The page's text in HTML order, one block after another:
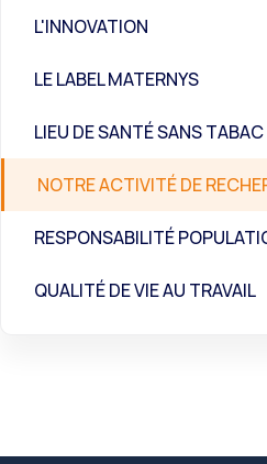
L'INNOVATION
LE LABEL MATERNYS
LIEU DE SANTÉ SANS TABAC
NOTRE ACTIVITÉ DE
RESPONSABILITÉ
QUALITÉ DE VIE AU TRAVAIL